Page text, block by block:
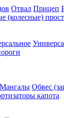
Отвал Прицеп
(колесные)
Мангалы Обвес
капота